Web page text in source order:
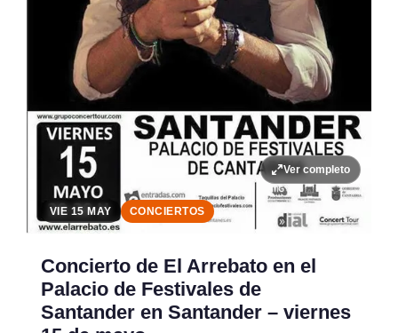
Ver completo
VIE 15 MAY CONCIERTOS
Concierto de El Arrebato en el
Palacio de Festivales de
Santander en Santander – viernes